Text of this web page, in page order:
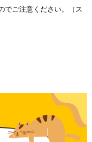
でご注意ください。（ス